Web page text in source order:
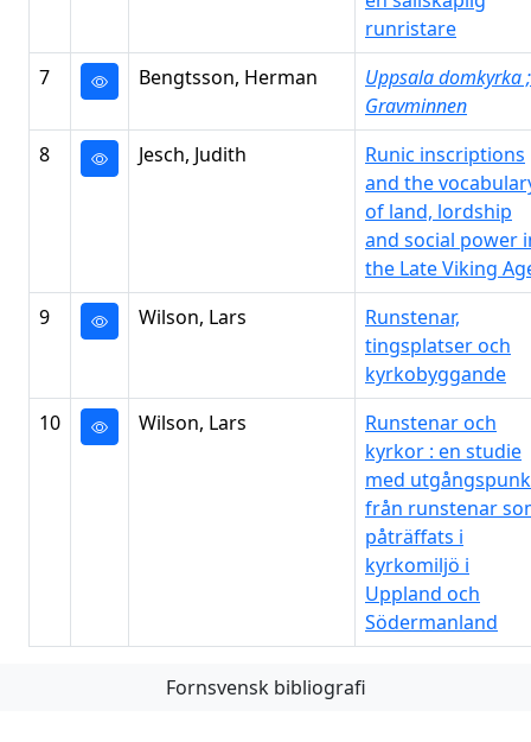
runristare
7
Bengtsson, Herman
Uppsala domkyrka
Gravminnen
8
Jesch, Judith
Runic inscriptions
and the
of land, lordship
and social power
the Late Viking
9
Wilson, Lars
Runstenar,
tingsplatser och
kyrkobyggande
10
Wilson, Lars
Runstenar och
kyrkor : en studie
med
från runstenar
påträffats i
kyrkomiljö i
Uppland och
Södermanland
Föregående Nästa
Fornsvensk bibliografi